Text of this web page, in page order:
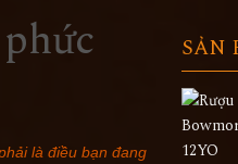
là điều bạn đang
SẢN